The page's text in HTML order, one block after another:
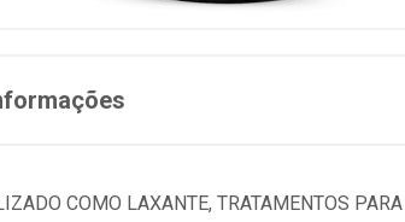
COMO LAXANTE, TRATAMENTOS